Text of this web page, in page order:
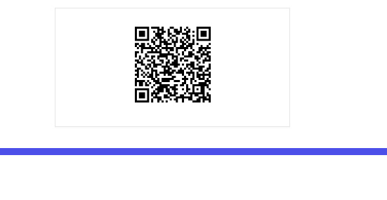
Facebook
TwitterLinkedIn
Email